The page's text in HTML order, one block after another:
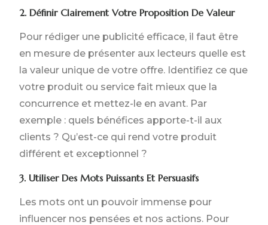
2. Définir Clairement Votre Proposition De Valeur
Pour rédiger une publicité efficace, il faut être
en mesure de présenter aux lecteurs quelle est
la valeur unique de votre offre. Identifiez ce que
votre produit ou service fait mieux que la
concurrence et mettez-le en avant. Par
exemple : quels bénéfices apporte-t-il aux
clients ? Qu’est-ce qui rend votre produit
différent et exceptionnel ?
3. Utiliser Des Mots Puissants Et Persuasifs
Les mots ont un pouvoir immense pour
influencer nos pensées et nos actions. Pour